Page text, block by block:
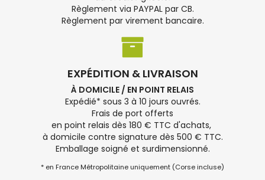
Règlement via PAYPAL par CB.
Règlement par virement bancaire.
EXPÉDITION & LIVRAISON
À DOMICILE / EN POINT RELAIS
Expédié* sous 3 à 10 jours ouvrés.
Frais de port offerts
en point relais dès 180 € TTC d'achats,
à domicile contre signature dès 500 € TTC.
Emballage soigné et surdimensionné.
* en France Métropolitaine uniquement (Corse incluse)